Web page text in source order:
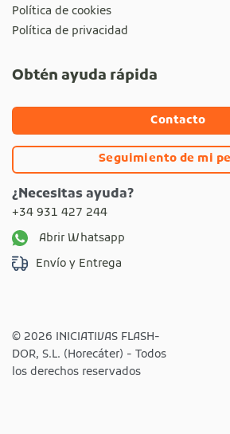
Política de cookies
Política de privacidad
Obtén ayuda rápida
Contacto
Seguimiento de mi
¿Necesitas ayuda?
+34 931 427 244
Abrir Whatsapp
Envío y Entrega
© 2026 INICIATIVAS FLASH-
DOR, S.L. (Horecáter) - Todos
los derechos reservados